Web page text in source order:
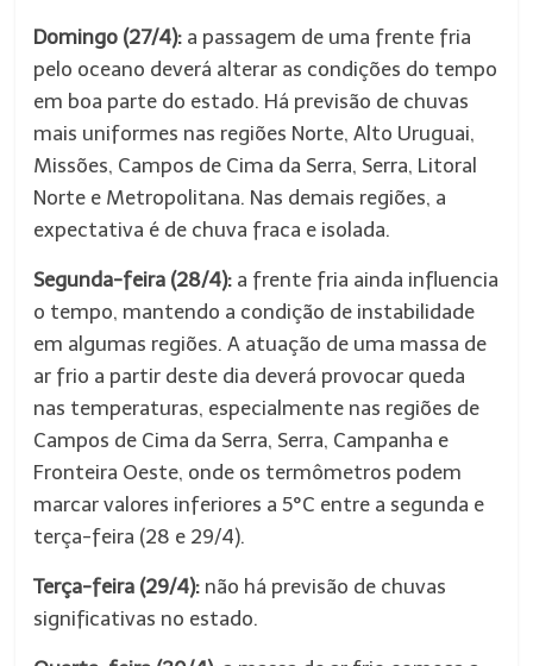
Domingo (27/4): a passagem de uma frente fria
pelo oceano deverá alterar as condições do tempo
em boa parte do estado. Há previsão de chuvas
mais uniformes nas regiões Norte, Alto Uruguai,
Missões, Campos de Cima da Serra, Serra, Litoral
Norte e Metropolitana. Nas demais regiões, a
expectativa é de chuva fraca e isolada.
Segunda-feira (28/4): a frente fria ainda influencia
o tempo, mantendo a condição de instabilidade
em algumas regiões. A atuação de uma massa de
ar frio a partir deste dia deverá provocar queda
nas temperaturas, especialmente nas regiões de
Campos de Cima da Serra, Serra, Campanha e
Fronteira Oeste, onde os termômetros podem
marcar valores inferiores a 5°C entre a segunda e
terça-feira (28 e 29/4).
Terça-feira (29/4): não há previsão de chuvas
significativas no estado.